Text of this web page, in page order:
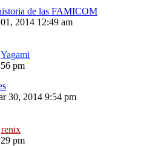
de las FAMICOM
2014 12:49 am
Yagami
pm
30, 2014 9:54 pm
renix
pm